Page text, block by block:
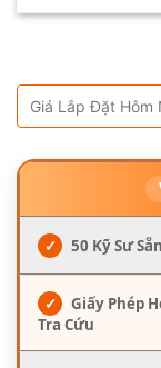
✓ 50 Kỹ Sư
✓
Giấy Phép
Tra Cứu